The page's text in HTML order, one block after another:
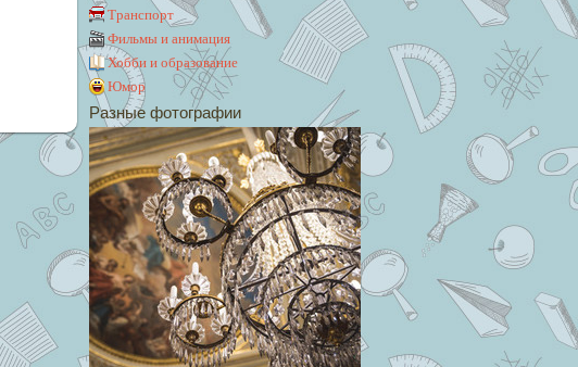
Транспорт
Фильмы и анимация
Хобби и образование
Юмор
Разные фотографии